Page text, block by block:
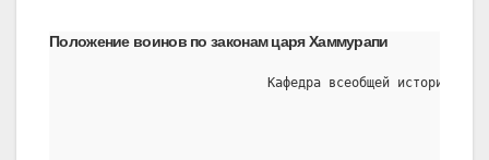
Положение воинов по законам царя Хаммурапи
                          Кафедра всеобщей истории